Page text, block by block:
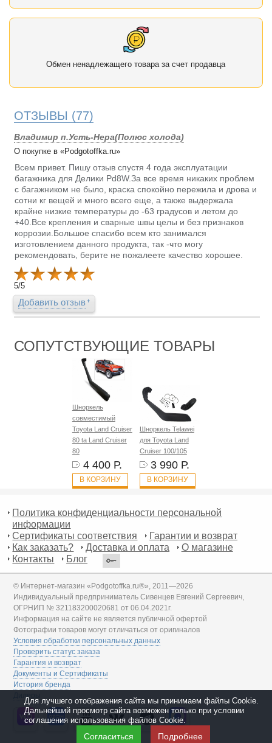
Обмен ненадлежащего товара за счет продавца
ОТЗЫВЫ (77)
Владимир п.Усть-Нера(Полюс холода)
О покупке в «Podgotoffka.ru»
Всем привет. Пишу отзыв спустя 4 года эксплуатации
багажника для Делики Pd8W.За все время никаких проблем
с багажником не было, краска спокойно пережила и дрова и
сотни кг вещей и много всего еще, а также выдержала
крайне низкие температуры до -63 градусов и летом до
+40.Все крепления и сварные швы целы и без признаков
коррозии.Большое спасибо всем кто занимался
изготовлением данного продукта, так -что могу
рекомендовать, берите не пожалеете качество хорошее.
5/5
Добавить отзыв
СОПУТСТВУЮЩИЕ ТОВАРЫ
Шноркель
совместимый
Toyota Land Cruiser
80 ta Land Cruiser
80
4 400 Р.
В КОРЗИНУ
Шноркель Telawei
для Toyota Land
Cruiser 100/105
3 990 Р.
В КОРЗИНУ
Политика конфиденциальности персональной
информации
Сертификаты соответствия
Гарантии и возврат
Как заказать?
Доставка и оплата
О магазине
Контакты
Блог
© Интернет-магазин «Podgotoffka.ru®», 2011—2026
Индивидуальный предприниматель Сивенцев Евгений Сергеевич,
ОГРНИП № 321183200020681 от 06.04.2021г.
Информация на сайте не является публичной офертой
Фотографии товаров могут отличаться от оригиналов
Условия обработки персональных данных
Проверить статус заказа
Гарантия и возврат
Документы и Сертификаты
История бренда
Дилеры
Для лучшего отображения сайта мы принимаем файлы Cookie.
Дальнейший просмотр сайта возможен только при условии
соглашения использования файлов Cookie.
Согласиться Подробнее